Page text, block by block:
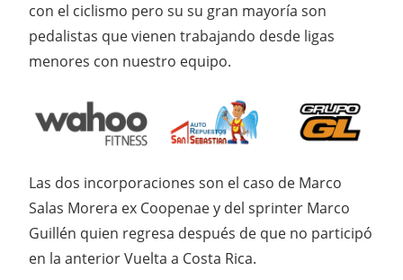
con el ciclismo pero su su gran mayoría son
pedalistas que vienen trabajando desde ligas
menores con nuestro equipo.
Las dos incorporaciones son el caso de Marco
Salas Morera ex Coopenae y del sprinter Marco
Guillén quien regresa después de que no participó
en la anterior Vuelta a Costa Rica.